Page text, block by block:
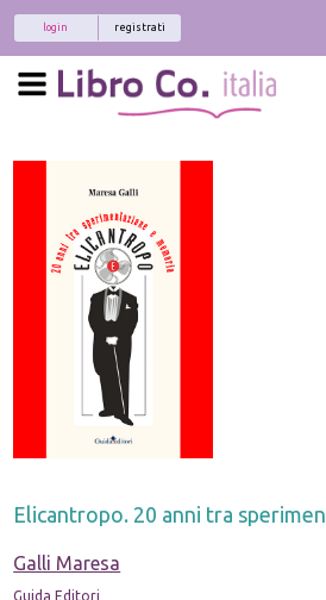
registrati
login
Elicantropo. 20 anni tra
Galli Maresa
Guida Editori